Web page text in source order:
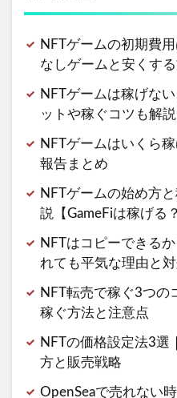
NFTゲームの初期費
なしゲームと安くす
NFTゲームは稼げな
ットや稼ぐコツも解説
NFTゲームはいくら
報告まとめ
NFTゲームの始め方
説【GameFiは稼げる
NFTはコピーできる
れても平気な理由と
NFT転売で稼ぐ3つの
稼ぐ方法と注意点
NFTの価格設定法3選
方と販売戦略
OpenSeaで売れない